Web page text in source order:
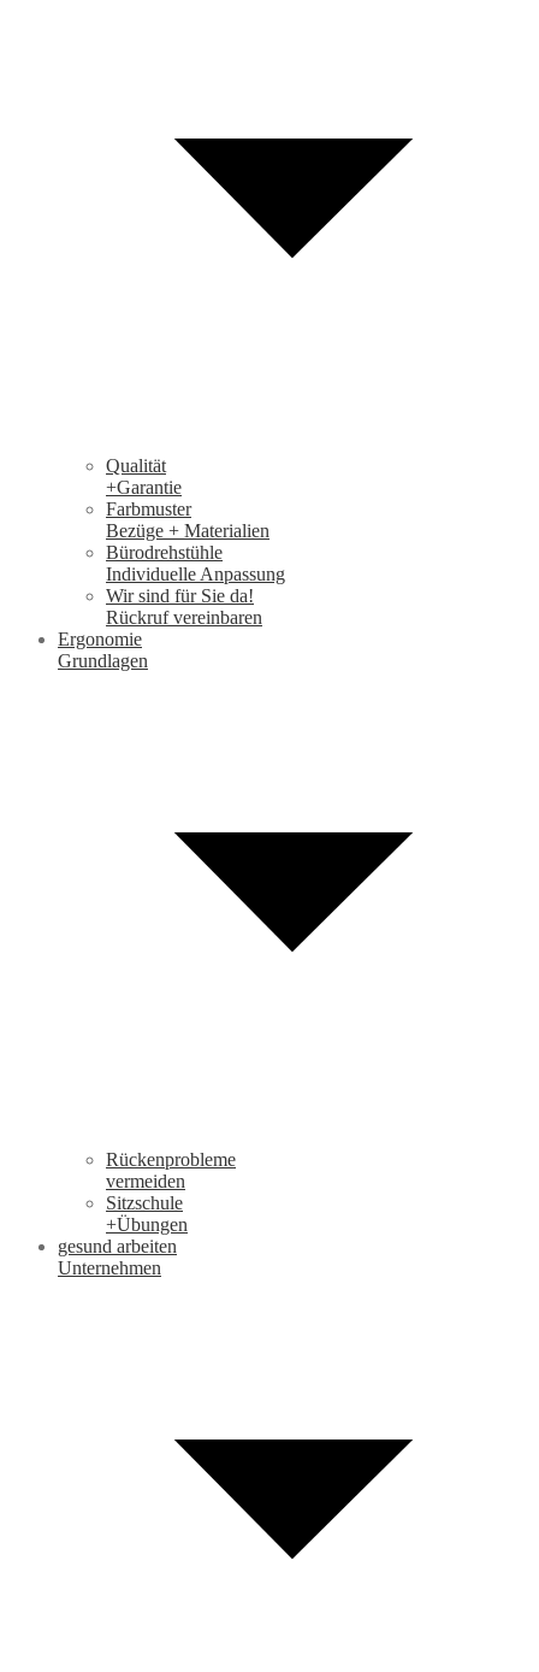
Qualität
+Garantie
Farbmuster
Bezüge + Materialien
Bürodrehstühle
Individuelle Anpassung
Wir sind für Sie da!
Rückruf vereinbaren
Ergonomie
Grundlagen
Rückenprobleme
vermeiden
Sitzschule
+Übungen
gesund arbeiten
Unternehmen